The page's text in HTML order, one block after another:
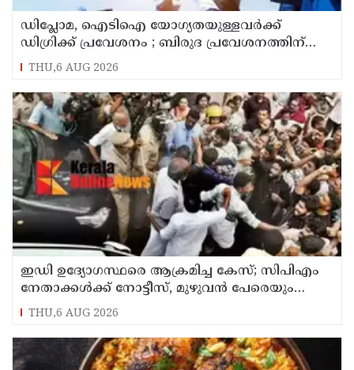
ഡിപ്ലോമ, ഐടിഐ യോഗ്യതയുള്ളവര്‍ക്ക്
ഡിഗ്രിക്ക് പ്രവേശനം ; ബിരുദ പ്രവേശനത്തിന്
പ്ലസ് ടു നിര്‍ബന്ധമില്ല; ഉത്തരവ് പുറത്തിറക്കി
THU,6 AUG 2026
ഇഡി ഉദ്യോഗസ്ഥരെ ആക്രമിച്ച കേസ്; സിപിഎം
നേതാക്കൾക്ക് നോട്ടീസ്, മുഴുവൻ പേരെയും
ചോദ്യം ചെയ്യും
THU,6 AUG 2026